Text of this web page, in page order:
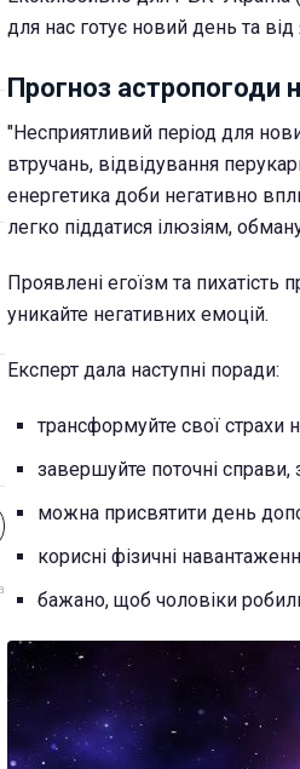
для нас готує новий день та
Прогноз астропогоди
"Несприятливий період для
втручань, відвідування
енергетика доби негативно
легко піддатися ілюзіям,
Проявлені егоїзм та пихатість
уникайте негативних емоцій.
Експерт дала наступні поради:
трансформуйте свої страхи
завершуйте поточні
можна присвятити день
корисні фізичні
бажано, щоб чоловіки